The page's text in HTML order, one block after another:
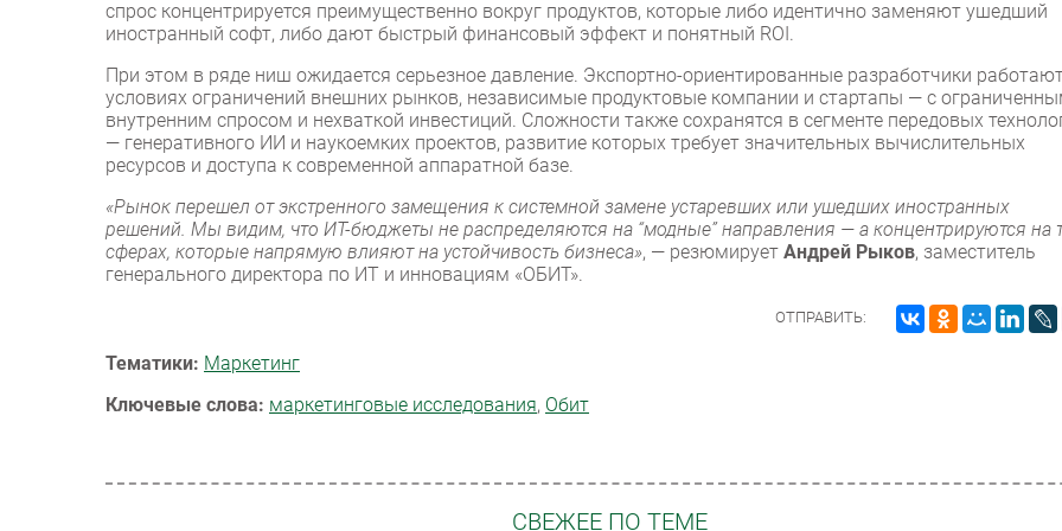
спрос концентрируется преимущественно вокруг продуктов, которые либо идентично заменяют ушедший
иностранный софт, либо дают быстрый финансовый эффект и понятный ROI.
При этом в ряде ниш ожидается серьезное давление. Экспортно-ориентированные разработчики
условиях ограничений внешних рынков, независимые продуктовые компании и стартапы — с
внутренним спросом и нехваткой инвестиций. Сложности также сохранятся в сегменте передовых
— генеративного ИИ и наукоемких проектов, развитие которых требует значительных вычислительных
ресурсов и доступа к современной аппаратной базе.
«Рынок перешел от экстренного замещения к системной замене устаревших или ушедших иностранных
решений. Мы видим, что ИТ-бюджеты не распределяются на “модные” направления — а концентрируются на
сферах, которые напрямую влияют на устойчивость бизнеса», — резюмирует Андрей Рыков, заместитель
генерального директора по ИТ и инновациям «ОБИТ».
ОТПРАВИТЬ:
Тематики: Маркетинг
Ключевые слова: маркетинговые исследования, Обит
СВЕЖЕЕ ПО ТЕМЕ